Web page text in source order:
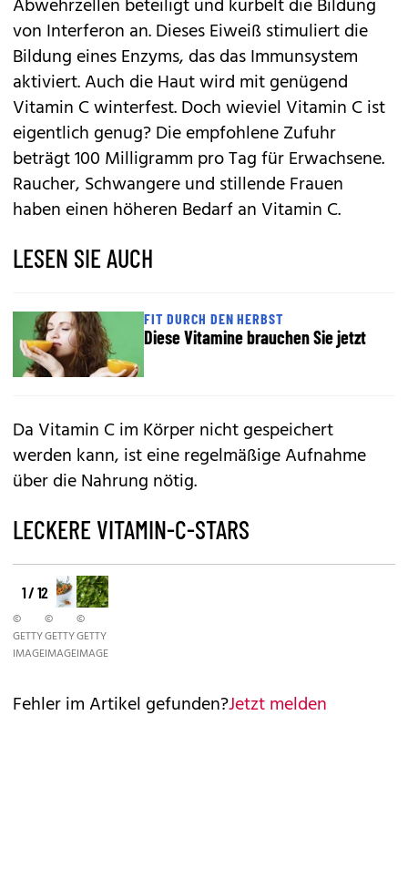
Abwehrzellen beteiligt und kurbelt die Bildung
von Interferon an. Dieses Eiweiß stimuliert die
Bildung eines Enzyms, das das Immunsystem
aktiviert. Auch die Haut wird mit genügend
Vitamin C winterfest. Doch wieviel Vitamin C ist
eigentlich genug? Die empfohlene Zufuhr
beträgt 100 Milligramm pro Tag für Erwachsene.
Raucher, Schwangere und stillende Frauen
haben einen höheren Bedarf an Vitamin C.
LESEN SIE AUCH
FIT DURCH DEN HERBST
Diese Vitamine brauchen Sie jetzt
Da Vitamin C im Körper nicht gespeichert
werden kann, ist eine regelmäßige Aufnahme
über die Nahrung nötig.
LECKERE VITAMIN-C-STARS
1 / 12
©
GETTY
IMAGES
©
GETTY
IMAGES
©
GETTY
IMAGES
Fehler im Artikel gefunden?Jetzt melden